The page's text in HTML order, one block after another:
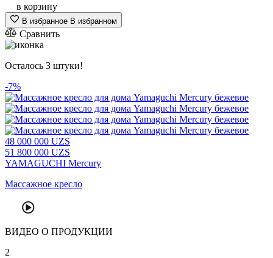
в корзину
В избранное В избранном
Сравнить
Осталось 3 штуки!
-7%
48 000 000 UZS
51 800 000 UZS
YAMAGUCHI Mercury
Массажное кресло
ВИДЕО О ПРОДУКЦИИ
2